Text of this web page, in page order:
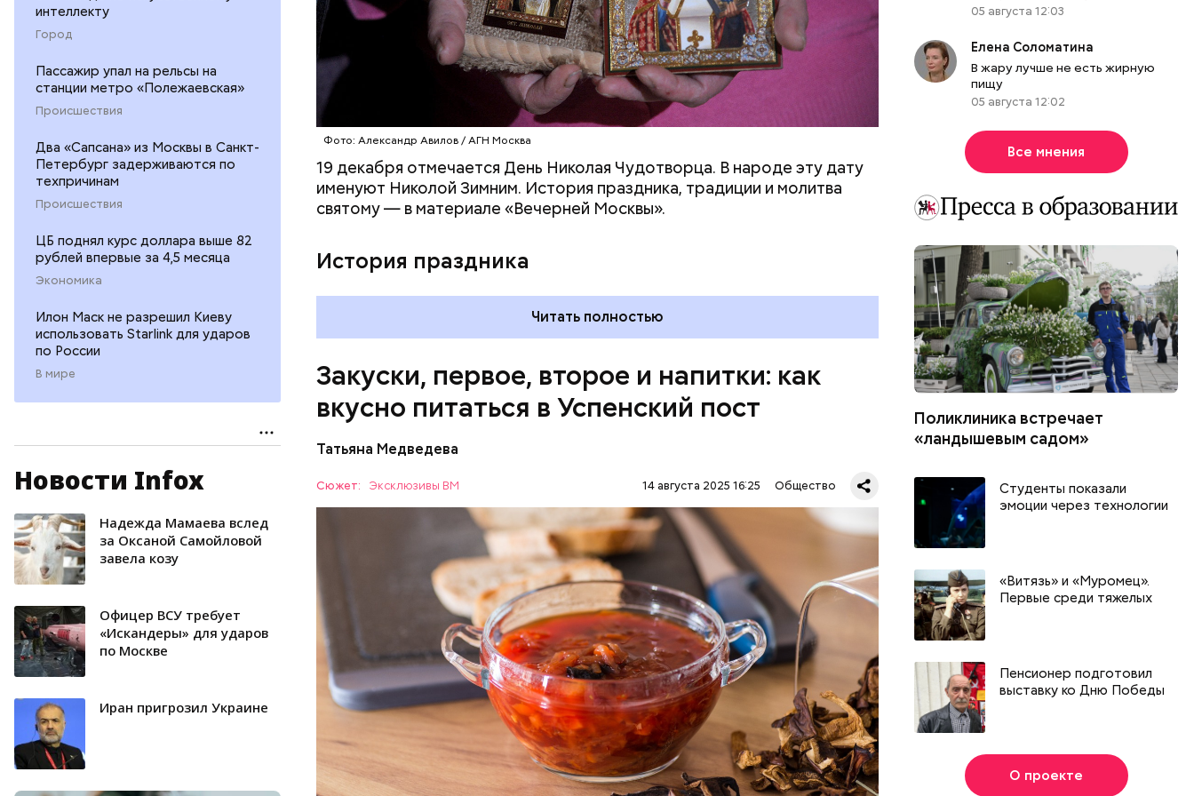
интеллекту
Город
Пассажир упал на рельсы на
станции метро «Полежаевская»
Происшествия
Два «Сапсана» из Москвы в Санкт-
Петербург задерживаются по
техпричинам
Происшествия
ЦБ поднял курс доллара выше 82
рублей впервые за 4,5 месяца
Экономика
Илон Маск не разрешил Киеву
использовать Starlink для ударов
по России
В мире
Новости Infox
Надежда Мамаева вслед
за Оксаной Самойловой
завела козу
Офицер ВСУ требует
«Искандеры» для ударов
по Москве
Иран пригрозил Украине
Фото: Александр Авилов / АГН Москва
19 декабря отмечается День Николая Чудотворца. В народе эту дату
именуют Николой Зимним. История праздника, традиции и молитва
святому — в материале «Вечерней Москвы».
История праздника
Читать полностью
Закуски, первое, второе и напитки: как
вкусно питаться в Успенский пост
Татьяна Медведева
Сюжет: Эксклюзивы ВМ 14 августа 2025 16:25 Общество
Баклажаны с овощами
300 г моркови;
200 г шпината;
100 г салата лиственного;
200 г репчатого лука;
100 г муки;
100 г растительного масла;
зелень петрушки и укропа.
ЕДА РЕЦЕПТЫ
05 августа 12:03
Елена Соломатина
В жару лучше не есть жирную
пищу
05 августа 12:02
Все мнения
Поликлиника встречает
«ландышевым садом»
Студенты показали
эмоции через технологии
«Витязь» и «Муромец».
Первые среди тяжелых
Пенсионер подготовил
выставку ко Дню Победы
О проекте